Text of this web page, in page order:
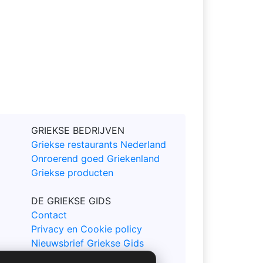
GRIEKSE BEDRIJVEN
Griekse restaurants Nederland
Onroerend goed Griekenland
Griekse producten
DE GRIEKSE GIDS
Contact
Privacy en Cookie policy
Nieuwsbrief Griekse Gids